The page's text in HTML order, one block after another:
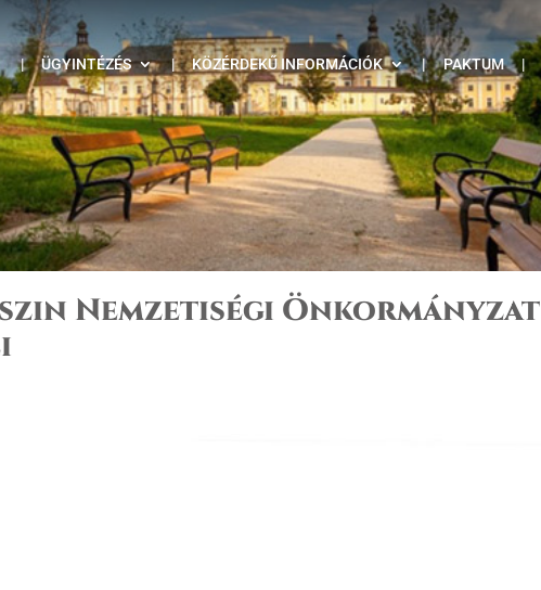
| ÜGYINTÉZÉS | KÖZÉRDEKŰ INFORMÁCIÓK | PAKTUM |
Nemzetiségi Önkormányzat